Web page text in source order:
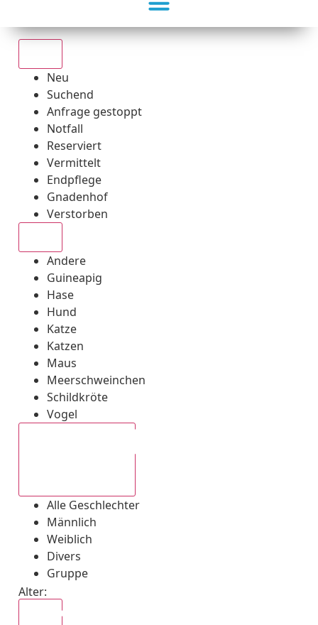
Neu
Suchend
Anfrage gestoppt
Notfall
Reserviert
Vermittelt
Endpflege
Gnadenhof
Verstorben
Andere
Guineapig
Hase
Hund
Katze
Katzen
Maus
Meerschweinchen
Schildkröte
Vogel
Alle Geschlechter
Männlich
Weiblich
Divers
Gruppe
Alter: